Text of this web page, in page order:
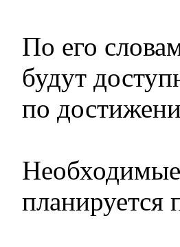
По его
будут
по
Необходимые
планируется